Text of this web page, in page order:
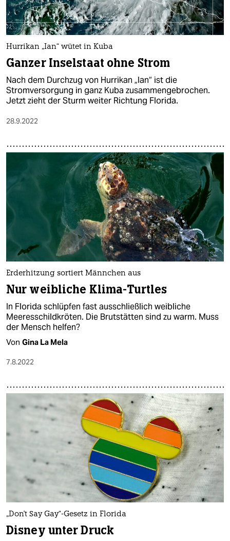
Hurrikan „Ian“ wütet in Kuba
Ganzer Inselstaat ohne Strom
Nach dem Durchzug von Hurrikan „Ian“ ist die
Stromversorgung in ganz Kuba zusammengebrochen.
Jetzt zieht der Sturm weiter Richtung Florida.
28.9.2022
Erderhitzung sortiert Männchen aus
Nur weibliche Klima-Turtles
In Florida schlüpfen fast ausschließlich weibliche
Meeresschildkröten. Die Brutstätten sind zu warm. Muss
der Mensch helfen?
Von Gina La Mela
7.8.2022
„Don't Say Gay“-Gesetz in Florida
Disney unter Druck